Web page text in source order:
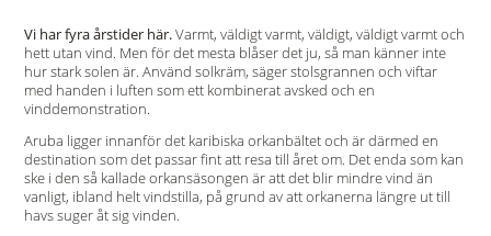
Vi har fyra årstider här.Varmt, väldigt varmt, väldigt, väldigt varmt och
hett utan vind. Men för det mesta blåser det ju, så man känner inte
hur stark solen är. Använd solkräm, säger stolsgrannen och viftar
med handen i luften som ett kombinerat avsked och en
vinddemonstration.
Aruba ligger innanför det karibiska orkanbältet och är därmed en
destination som det passar fint att resa till året om. Det enda som kan
ske i den så kallade orkansäsongen är att det blir mindre vind än
vanligt, ibland helt vindstilla, på grund av att orkanerna längre ut till
havs suger åt sig vinden.